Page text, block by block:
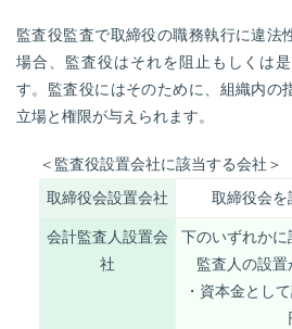
監査役監査で取締役の職務執行に違法
場合、監査役はそれを阻止もしくは
す。監査役にはそのために、組織内の
立場と権限が与えられます。
＜監査役設置会社に該当する会社＞
取締役会設置会社
取締役会を
会計監査人設置会
社
下のいずれか
監査人の設置
・資本金とし